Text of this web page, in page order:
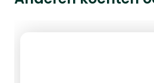
schaalverhouding